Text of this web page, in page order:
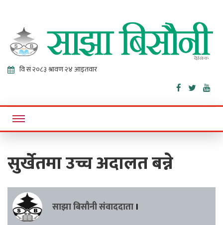
Sajha
Bisaunee
Online News Portal
सुर्खेतमा उच्च अदालत बन्ने
साझा बिसौनी संवाददाता ।